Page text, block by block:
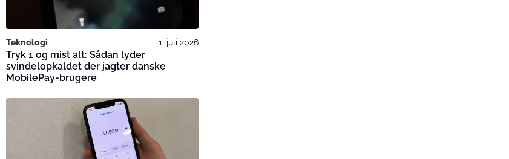
Teknologi 1. juli 2026
Tryk 1 og mist alt: Sådan lyder
svindelopkaldet der jagter danske
MobilePay-brugere